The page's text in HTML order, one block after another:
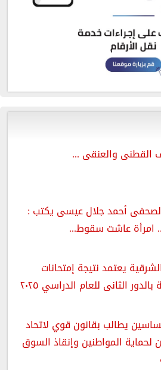
القطنى والعنقى ...
أحمد جلال عيسى يكتب :
.. امرأة عاشت سقوط...
يعتمد نتيجة إمتحانات
الإعدادية بالدور الثانى للعام الدراسي ٢٠٢٥
يطالب بقانون قوي لاتحاد
لحماية المواطنين وإنقاذ السوق